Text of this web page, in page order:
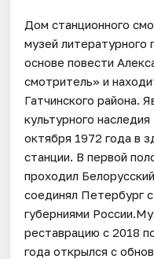
Дом станционного
музей литературного
основе повести
смотритель» и
Гатчинского района.
культурного
октября 1972 года в
станции. В первой
проходил
соединял Петербург
губерниями
реставрацию с 2018
года открылся с